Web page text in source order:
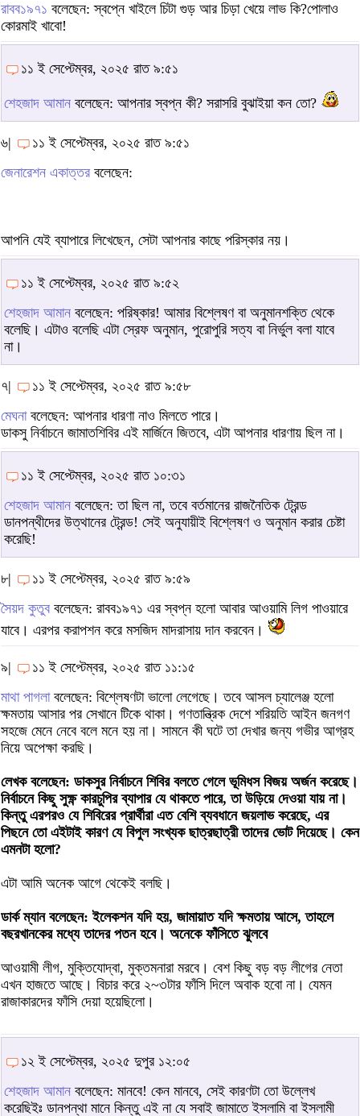
রাবব১৯৭১ বলেছেন: স্বপ্নে খাইলে চিটা গুড় আর চিড়া খেয়ে লাভ কি?পোলাও
কোরমাই খাবো!
১১ ই সেপ্টেম্বর, ২০২৫ রাত ৯:৫১
শেহজাদ আমান বলেছেন: আপনার স্বপ্ন কী? সরাসরি বুঝাইয়া কন তো?
৬|
১১ ই সেপ্টেম্বর, ২০২৫ রাত ৯:৫১
জেনারেশন একাত্তর বলেছেন:
আপনি যেই ব্যাপারে লিখেছেন, সেটা আপনার কাছে পরিস্কার নয়।
১১ ই সেপ্টেম্বর, ২০২৫ রাত ৯:৫২
শেহজাদ আমান বলেছেন: পরিষ্কার! আমার বিশ্লেষণ বা অনুমানশক্তি থেকে
বলেছি। এটাও বলেছি এটা স্রেফ অনুমান, পুরোপুরি সত্য বা নির্ভুল বলা যাবে
না।
৭|
১১ ই সেপ্টেম্বর, ২০২৫ রাত ৯:৫৮
মেঘনাবলেছেন: আপনার ধারণা নাও মিলতে পারে।
ডাকসু নির্বাচনে জামাতশিবির এই মার্জিনে জিতবে, এটা আপনার ধারণায় ছিল না।
১১ ই সেপ্টেম্বর, ২০২৫ রাত ১০:৩১
শেহজাদ আমান বলেছেন: তা ছিল না, তবে বর্তমানের রাজনৈতিক ট্রেন্ড
ডানপন্থীদের উত্থানের ট্রেন্ড! সেই অনুযায়ীই বিশ্লেষণ ও অনুমান করার চেষ্টা
করেছি!
৮|
১১ ই সেপ্টেম্বর, ২০২৫ রাত ৯:৫৯
সৈয়দ কুতুব বলেছেন: রাবব১৯৭১ এর স্বপ্ন হলো আবার আওয়ামি লিগ পাওয়ারে
যাবে। এরপর করাপশন করে মসজিদ মাদরাসায় দান করবেন।
৯|
১১ ই সেপ্টেম্বর, ২০২৫ রাত ১১:১৫
মাথা পাগলাবলেছেন: বিশ্লেষণটা ভালো লেগেছে। তবে আসল চ্যালেঞ্জ হলো
ক্ষমতায় আসার পর সেখানে টিকে থাকা। গণতান্ত্রিক দেশে শরিয়তি আইন জনগণ
সহজে মেনে নেবে বলে মনে হয় না। সামনে কী ঘটে তা দেখার জন্য গভীর আগ্রহ
নিয়ে অপেক্ষা করছি।
লেখক বলেছেন: ডাকসুর নির্বাচনে শিবির বলতে গেলে ভূমিধস বিজয় অর্জন করেছে।
নির্বাচনে কিছু সুক্ষ্ণ কারচুপির ব্যাপার যে থাকতে পারে, তা উড়িয়ে দেওয়া যায় না।
কিন্তু এরপরও যে শিবিরের প্রার্থীরা এত বেশি ব্যবধানে জয়লাভ করেছে, এর
পিছনে তো এইটাই কারণ যে বিপুল সংখ্যক ছাত্রছাত্রী তাদের ভোট দিয়েছে। কেন
এমনটা হলো?
এটা আমি অনেক আগে থেকেই বলছি।
ডার্ক ম্যান বলেছেন: ইলেকশন যদি হয়, জামায়াত যদি ক্ষমতায় আসে, তাহলে
বছরখানকের মধ্যে তাদের পতন হবে। অনেকে ফাঁসিতে ঝুলবে
আওয়ামী লীগ, মুক্তিযোদ্বা, মুক্তমনারা মরবে। বেশ কিছু বড় বড় লীগের নেতা
এখন হাজতে আছে। বিচার করে ২~৩টার ফাঁসি দিলে অবাক হবো না। যেমন
রাজাকারদের ফাঁসি দেয়া হয়েছিলো।
১২ ই সেপ্টেম্বর, ২০২৫ দুপুর ১২:০৫
শেহজাদ আমান বলেছেন: মানবে! কেন মানবে, সেই কারণটা তো উল্লেখ
করেছিইঃ ডানপন্থা মানে কিন্তু এই না যে সবাই জামাতে ইসলামি বা ইসলামী